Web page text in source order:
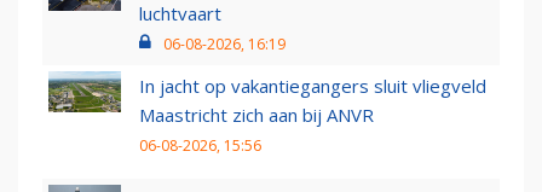
luchtvaart
06-08-2026, 16:19
In jacht op vakantiegangers sluit vliegveld
Maastricht zich aan bij ANVR
06-08-2026, 15:56